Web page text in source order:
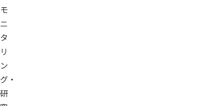
モ
ニ
タ
リ
ン
グ・
研